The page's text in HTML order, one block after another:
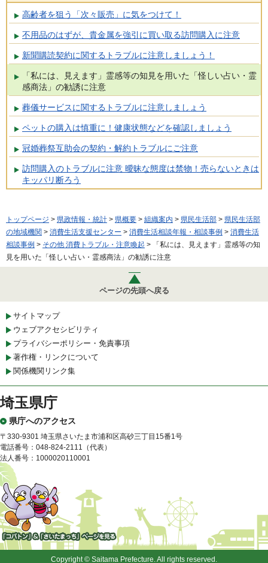
高齢者を狙う「次々販売」に気をつけて！
不用品のはずが、貴金属を強引に買い取る訪問購入に注意
新聞購読契約に関するトラブルに注意しましょう！
「私には、見えます」霊感等の知見を用いた「怪しい占い・霊
感商法」の勧誘に注意
葬儀サービスに関するトラブルに注意しましょう
ペットの購入は慎重に！健康状態などを確認しましょう
冠婚葬祭互助会の契約・解約トラブルにご注意
訪問購入のトラブルに注意 曖昧な態度は禁物！売らないときは
キッパリ断ろう
トップページ > 県政情報・統計 > 県概要 > 組織案内 > 県民生活部 > 県民生活部
の地域機関 > 消費生活支援センター > 消費生活相談年報・相談事例 > 消費生活
相談事例 > その他 消費トラブル・注意喚起 > 「私には、見えます」霊感等の知
見を用いた「怪しい占い・霊感商法」の勧誘に注意
ページの先頭へ戻る
サイトマップ
ウェブアクセシビリティ
プライバシーポリシー・免責事項
著作権・リンクについて
関係機関リンク集
埼玉県庁
県庁へのアクセス
〒330-9301 埼玉県さいたま市浦和区高砂三丁目15番1号
電話番号：048-824-2111（代表）
法人番号：1000020110001
「コバトン」&「さいたまっ
Copyright © Saitama Prefecture. All rights reserved.